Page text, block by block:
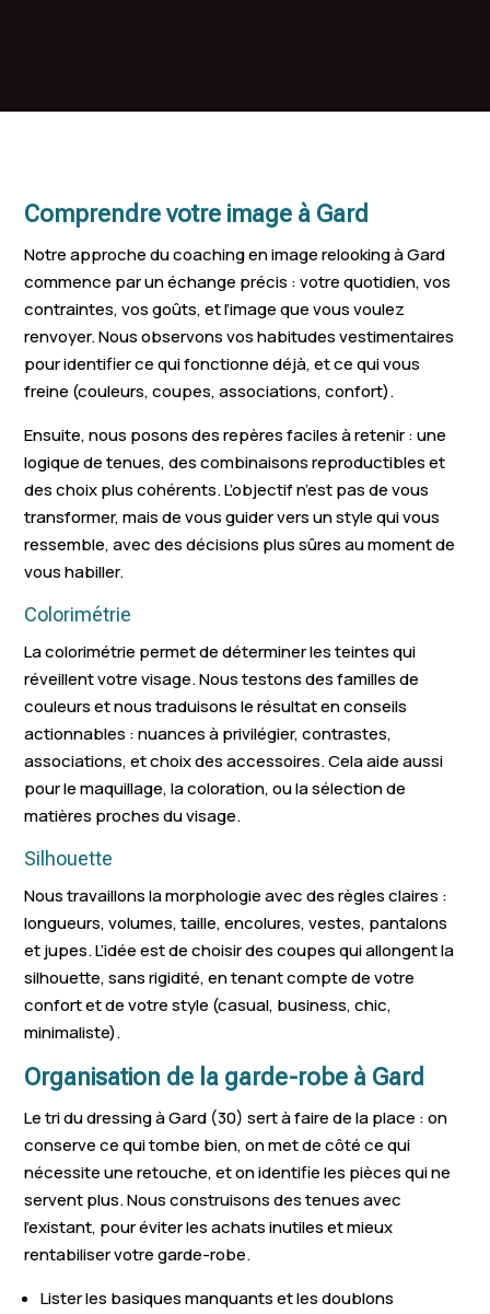
Beauvoisin Roquemaure
Vieux
Garons
Sommières La Grand-
Uchaud
Saint-Hilaire-de-
Brethmas
Saint-
Rousson
Caveirac
Clarensac
Poulx
Redessan
Aramon
Caissargues
Générac
Pujaut
Jonquières-Saint-
Salindres
d'Aigouze
Montueux
Saint-Julien-les-
Rosiers
Bernis
Saint-Ambroix Aigues-Vives Anduze
Saint-Geniès-de-
Saint-Laurent-des-
Arbres
Aubais
Fourques Bessèges
Boisset-et-
Bagard
Meynes
Saint-Jean-du-Gard
Aubord Bezouce
Langlade Remoulins
Saint-
Nages-et-Solorgues
Saze
Ribaute-les-
Tavernes
Comprendre votre image à Gard
Notre approche du coaching en image relooking à Gard
commence par un échange précis : votre quotidien, vos
contraintes, vos goûts, et l’image que vous voulez
renvoyer. Nous observons vos habitudes vestimentaires
pour identifier ce qui fonctionne déjà, et ce qui vous
freine (couleurs, coupes, associations, confort).
Ensuite, nous posons des repères faciles à retenir : une
logique de tenues, des combinaisons reproductibles et
des choix plus cohérents. L’objectif n’est pas de vous
transformer, mais de vous guider vers un style qui vous
ressemble, avec des décisions plus sûres au moment de
vous habiller.
Colorimétrie
La colorimétrie permet de déterminer les teintes qui
réveillent votre visage. Nous testons des familles de
couleurs et nous traduisons le résultat en conseils
actionnables : nuances à privilégier, contrastes,
associations, et choix des accessoires. Cela aide aussi
pour le maquillage, la coloration, ou la sélection de
matières proches du visage.
Silhouette
Nous travaillons la morphologie avec des règles claires :
longueurs, volumes, taille, encolures, vestes, pantalons
et jupes. L’idée est de choisir des coupes qui allongent la
silhouette, sans rigidité, en tenant compte de votre
confort et de votre style (casual, business, chic,
minimaliste).
Organisation de la garde-robe à Gard
Le tri du dressing à Gard (30) sert à faire de la place : on
conserve ce qui tombe bien, on met de côté ce qui
nécessite une retouche, et on identifie les pièces qui ne
servent plus. Nous construisons des tenues avec
l’existant, pour éviter les achats inutiles et mieux
rentabiliser votre garde-robe.
Lister les basiques manquants et les doublons